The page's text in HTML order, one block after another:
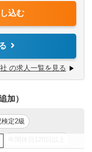
ンシャルプランナー・
融資の借り換えやリス
ム等に携わる
ンジができます！
込む
の求人一覧を見る
加）
検定2級